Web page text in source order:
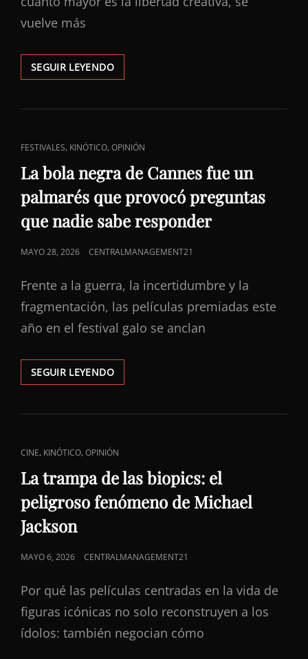
vuelve más
SEGUIR LEYENDOEL
PELIGRO
DE
NADIE
TE
DIGA
QUE
NO
ENLACES
DE
CATEGORÍAS
FESTIVALES, KINÓTICO,OPINIÓN
La bola negra de Cannes fue un
palmarés que provocó preguntas
que nadie sabe responder
PUBLICADO
MAYO 28, 2026 CENTRALMANAGEMENT21
Frente a la guerra, la incertidumbre y la
fragmentación, las películas premiadas este
año en el festival galo se anclan
SEGUIR LEYENDOLA
BOLA
DE
UN
PALMARÉS
QUE
PROVOCÓ
SABE
ENLACES
DE
CATEGORÍAS
CINE, KINÓTICO,OPINIÓN
La trampa de las biopics: el
peligroso fenómeno de Michael
Jackson
PUBLICADO
MAYO 6, 2026 CENTRALMANAGEMENT21
Por qué las películas centradas en la vida de
figuras icónicas no solo reconstruyen a los
ídolos: también negocian cómo